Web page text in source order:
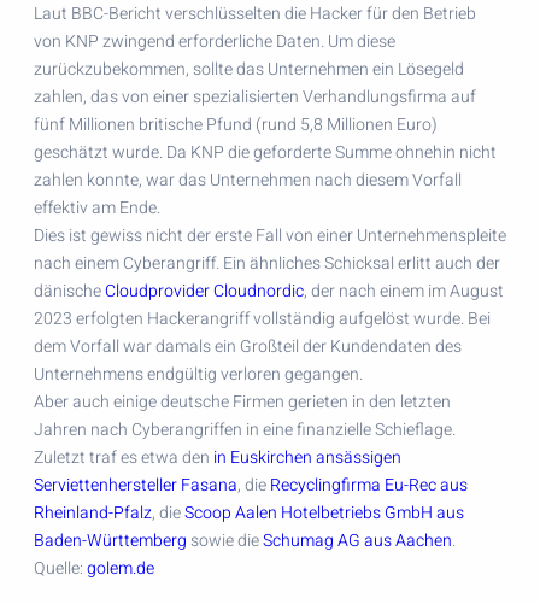
Laut BBC-Bericht verschlüsselten die Hacker für den Betrieb
von KNP zwingend erforderliche Daten. Um diese
zurückzubekommen, sollte das Unternehmen ein Lösegeld
zahlen, das von einer spezialisierten Verhandlungsfirma auf
fünf Millionen britische Pfund (rund 5,8 Millionen Euro)
geschätzt wurde. Da KNP die geforderte Summe ohnehin nicht
zahlen konnte, war das Unternehmen nach diesem Vorfall
effektiv am Ende.
Dies ist gewiss nicht der erste Fall von einer Unternehmenspleite
nach einem Cyberangriff. Ein ähnliches Schicksal erlitt auch der
dänischeCloudprovider Cloudnordic, der nach einem im August
2023 erfolgten Hackerangriff vollständig aufgelöst wurde. Bei
dem Vorfall war damals ein Großteil der Kundendaten des
Unternehmens endgültig verloren gegangen.
Aber auch einige deutsche Firmen gerieten in den letzten
Jahren nach Cyberangriffen in eine finanzielle Schieflage.
Zuletzt traf es etwa den in Euskirchen ansässigen
Serviettenhersteller Fasana, dieRecyclingfirma Eu-Rec aus
Rheinland-Pfalz, dieScoop Aalen Hotelbetriebs GmbH aus
Baden-Württembergsowie dieSchumag AG aus Aachen.
Quelle:golem.de